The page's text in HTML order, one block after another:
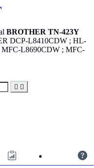
BROTHER TN-423Y
DCP-L8410CDW ; HL-
L8690CDW ; MFC-
 